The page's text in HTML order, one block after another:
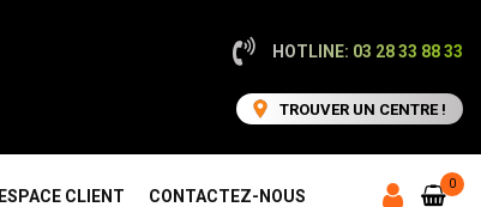
HOTLINE: 03 28 33 88 33
TROUVER UN CENTRE !
ESPACE CLIENT CONTACTEZ-NOUS
0